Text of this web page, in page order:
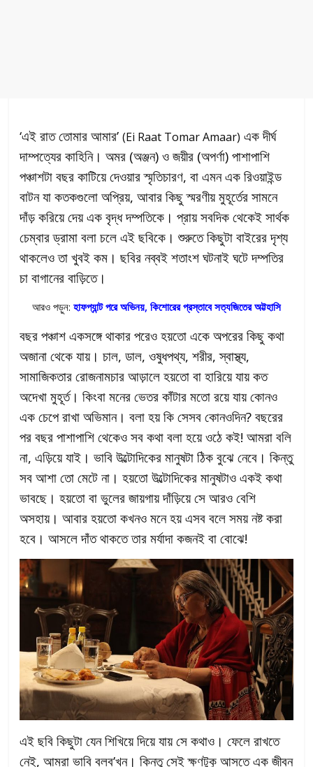
‘এই রাত তোমার আমার’(Ei Raat Tomar Amaar) এক দীর্ঘ
দাম্পত্যের কাহিনি। অমর (অঞ্জন) ও জয়ীর (অপর্ণা) পাশাপাশি
পঞ্চাশটা বছর কাটিয়ে দেওয়ার স্মৃতিচারণ, বা এমন এক রিওয়াইন্ড
বাটন যা কতকগুলো অপ্রিয়, আবার কিছু স্মরণীয় মুহূর্তের সামনে
দাঁড় করিয়ে দেয় এক বৃদ্ধ দম্পতিকে। প্রায় সবদিক থেকেই সার্থক
চেম্বার ড্রামা বলা চলে এই ছবিকে। শুরুতে কিছুটা বাইরের দৃশ্য
থাকলেও তা খুবই কম। ছবির নব্বই শতাংশ ঘটনাই ঘটে দম্পতির
চা বাগানের বাড়িতে।
আরও পড়ুন: হাফপ্যান্ট পরে অভিনয়, কিশোরের প্রস্তাবে সত্যজিতের অট্টহাসি
বছর পঞ্চাশ একসঙ্গে থাকার পরেও হয়তো একে অপরের কিছু কথা
অজানা থেকে যায়। চাল, ডাল, ওষুধপথ্য, শরীর, স্বাস্থ্য,
সামাজিকতার রোজনামচার আড়ালে হয়তো বা হারিয়ে যায় কত
অদেখা মুহূর্ত। কিংবা মনের ভেতর কাঁটার মতো রয়ে যায় কোনও
এক চেপে রাখা অভিমান। বলা হয় কি সেসব কোনওদিন? বছরের
পর বছর পাশাপাশি থেকেও সব কথা বলা হয়ে ওঠে কই! আমরা বলি
না, এড়িয়ে যাই। ভাবি উল্টোদিকের মানুষটা ঠিক বুঝে নেবে। কিন্তু
সব আশা তো মেটে না। হয়তো উল্টোদিকের মানুষটাও একই কথা
ভাবছে। হয়তো বা ভুলের জায়গায় দাঁড়িয়ে সে আরও বেশি
অসহায়। আবার হয়তো কখনও মনে হয় এসব বলে সময় নষ্ট করা
হবে। আসলে দাঁত থাকতে তার মর্যাদা কজনই বা বোঝে!
এই ছবি কিছুটা যেন শিখিয়ে দিয়ে যায় সে কথাও। ফেলে রাখতে
নেই, আমরা ভাবি বলব’খন। কিন্তু সেই ক্ষণটুকু আসতে এক জীবন